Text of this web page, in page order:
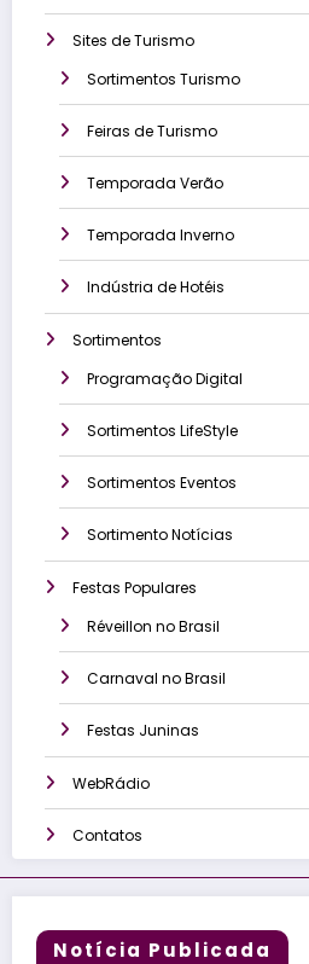
Sites de Turismo
Sortimentos Turismo
Feiras de Turismo
Temporada Verão
Temporada Inverno
Indústria de Hotéis
Sortimentos
Programação Digital
Sortimentos LifeStyle
Sortimentos Eventos
Sortimento Notícias
Festas Populares
Réveillon no Brasil
Carnaval no Brasil
Festas Juninas
WebRádio
Contatos
Notícia Publicada